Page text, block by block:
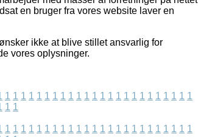
en bruger fra vores website laver en
ikke at blive stillet ansvarlig for
vores oplysninger.
1 1 1 1 1 1 1 1 1 1 1 1 1 1 1 1 1 1 1 1 1 1 1 1
1 1
1 1 1 1 1 1 1 1 1 1 1 1 1 1 1 1 1 1 1 1 1 1 1 1